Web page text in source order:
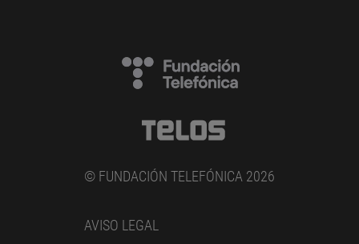
© FUNDACIÓN TELEFÓNICA 2026
AVISO LEGAL